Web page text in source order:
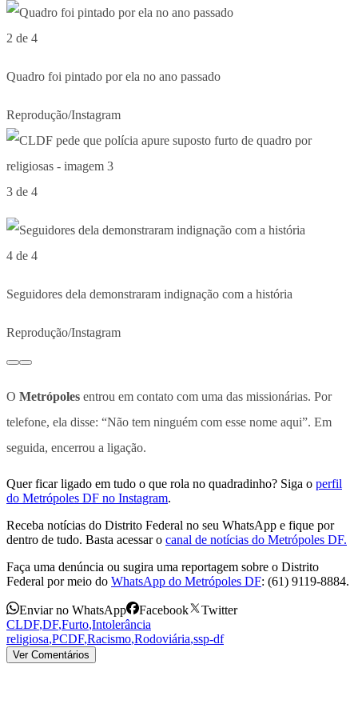
2 de 4
Quadro foi pintado por ela no ano passado
Reprodução/Instagram
3 de 4
4 de 4
Seguidores dela demonstraram indignação com a história
Reprodução/Instagram
O Metrópoles entrou em contato com uma das missionárias. Por
telefone, ela disse: “Não tem ninguém com esse nome aqui”. Em
seguida, encerrou a ligação.
Quer ficar ligado em tudo o que rola no quadradinho? Siga o perfil
do Metrópoles DF no Instagram.
Receba notícias do Distrito Federal no seu WhatsApp e fique por
dentro de tudo. Basta acessar o canal de notícias do Metrópoles DF.
Faça uma denúncia ou sugira uma reportagem sobre o Distrito
Federal por meio do WhatsApp do Metrópoles DF: (61) 9119-8884.
Enviar no WhatsApp Facebook
Twitter
CLDF,DF,Furto,Intolerância
religiosa,PCDF,Racismo,Rodoviária,ssp-df
Ver Comentários